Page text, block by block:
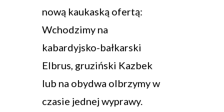
nową kaukaską ofertą:
Wchodzimy na
kabardyjsko-bałkarski
Elbrus, gruziński Kazbek
lub na obydwa olbrzymy w
czasie jednej wyprawy.